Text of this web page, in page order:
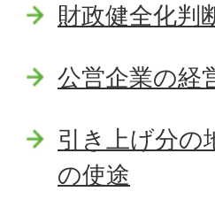
財政健全化判
公営企業の経
引き上げ分の
の使途